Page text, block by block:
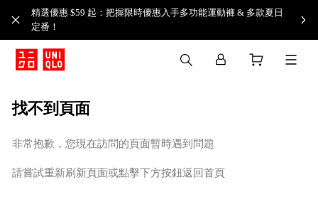
精選優惠 $59 起：把握限時優惠入手多功能運動褲 & 多款夏日
定番！​
找不到頁面
非常抱歉，您現在訪問的頁面暫時遇到問題
請嘗試重新刷新頁面或點擊下方按鈕返回首頁